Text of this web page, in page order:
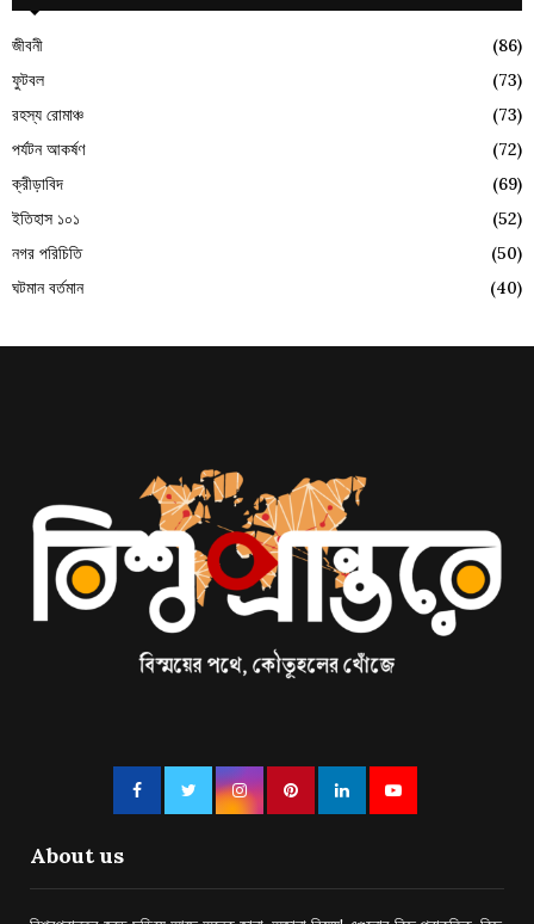
জীবনী
(86)
ফুটবল
(73)
রহস্য রোমাঞ্চ
(73)
পর্যটন আকর্ষণ
(72)
ক্রীড়াবিদ
(69)
ইতিহাস ১০১
(52)
নগর পরিচিতি
(50)
ঘটমান বর্তমান
(40)
About us